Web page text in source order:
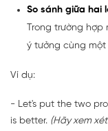
So sánh giữa hai
Trong trường
ý tưởng cùng một
Ví dụ:
- Let's put the two
is better. (Hãy xem